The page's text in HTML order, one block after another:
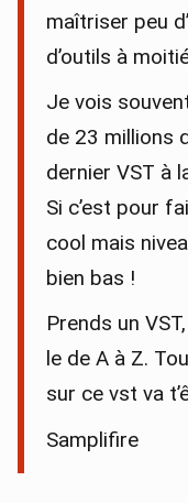
maîtriser peu
d’outils à
Je vois
de 23 millions
dernier VST à
Si c’est pour
cool mais
bien bas !
Prends un
le de A à Z.
sur ce vst va
Samplifire